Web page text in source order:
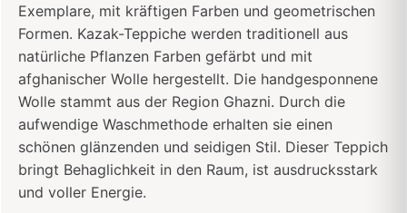
Exemplare, mit kräftigen Farben und geometrischen
Formen. Kazak-Teppiche werden traditionell aus
natürliche Pflanzen Farben gefärbt und mit
afghanischer Wolle hergestellt. Die handgesponnene
Wolle stammt aus der Region Ghazni. Durch die
aufwendige Waschmethode erhalten sie einen
schönen glänzenden und seidigen Stil. Dieser Teppich
bringt Behaglichkeit in den Raum, ist ausdrucksstark
und voller Energie.